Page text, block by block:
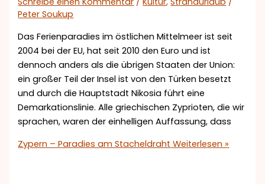
Peter Soukup
Das Ferienparadies im östlichen Mittelmeer ist seit
2004 bei der EU, hat seit 2010 den Euro und ist
dennoch anders als die übrigen Staaten der Union:
ein großer Teil der Insel ist von den Türken besetzt
und durch die Hauptstadt Nikosia führt eine
Demarkationslinie. Alle griechischen Zyprioten, die wir
sprachen, waren der einhelligen Auffassung, dass
Zypern – Paradies am Stacheldraht Weiterlesen »